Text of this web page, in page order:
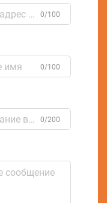
0/100
0/100
0/200